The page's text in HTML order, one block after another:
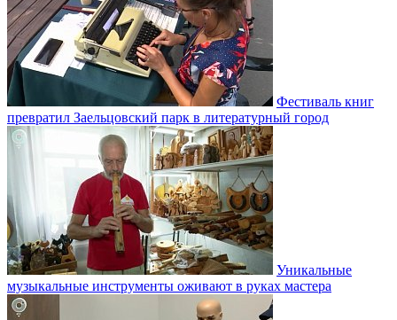
Фестиваль книг
превратил Заельцовский парк в литературный город
Уникальные
музыкальные инструменты оживают в руках мастера